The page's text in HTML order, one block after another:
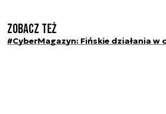
Zobacz też
#CyberMagazyn: Fińskie działania